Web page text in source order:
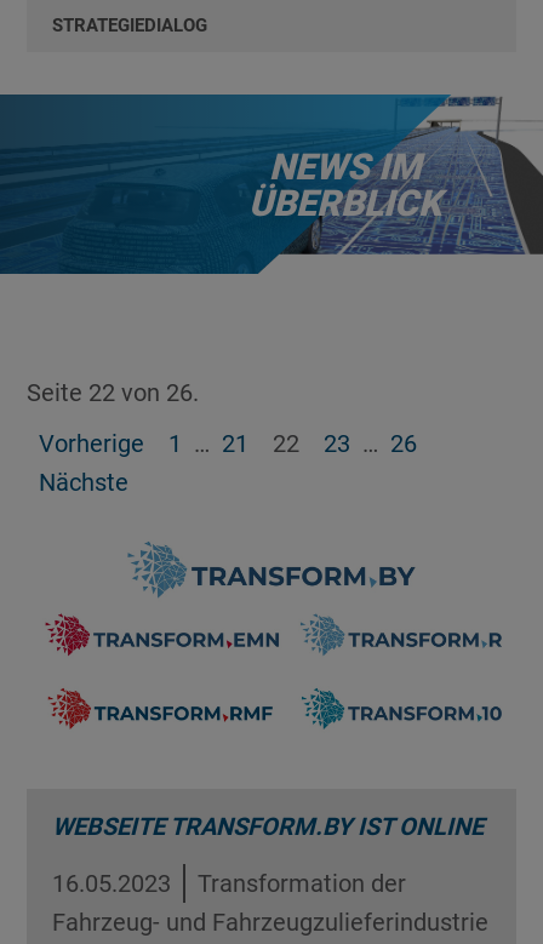
STRATEGIEDIALOG
NEWS IM
ÜBERBLICK
Seite 22 von 26.
Vorherige
1 … 21 22 23 … 26
Nächste
WEBSEITE TRANSFORM.BY IST ONLINE
16.05.2023
Transformation der
Fahrzeug- und Fahrzeugzulieferindustrie